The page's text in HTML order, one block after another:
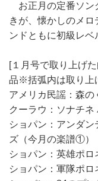
お正月の定番ソン
きが、懐かしのメ
ンドともに初級レベ
[１月号で取り上げ
品※括弧内は取り上
アメリカ民謡：森の
クーラウ：ソナチネ
ショパン：アンダ
ズ（今月の楽譜①）
ショパン：英雄ポ
ショパン：軍隊ポ